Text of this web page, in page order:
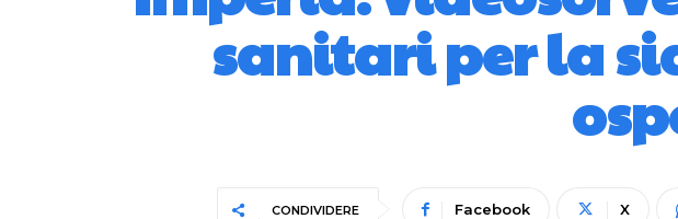
sanitari per la
CONDIVIDERE Facebook X